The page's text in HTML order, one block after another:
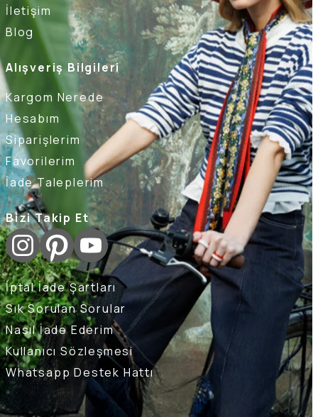
İletişim
Blog
Alışveriş Bilgileri
Kargom Nerede
Hesabım
Siparişlerim
Favorilerim
İade Taleplerim
Bizi Takip Et
İptal İade Şartları
Sık Sorulan Sorular
Nasıl İade Ederim
Kullanıcı Sözleşmesi
Whatsapp Destek Hattı